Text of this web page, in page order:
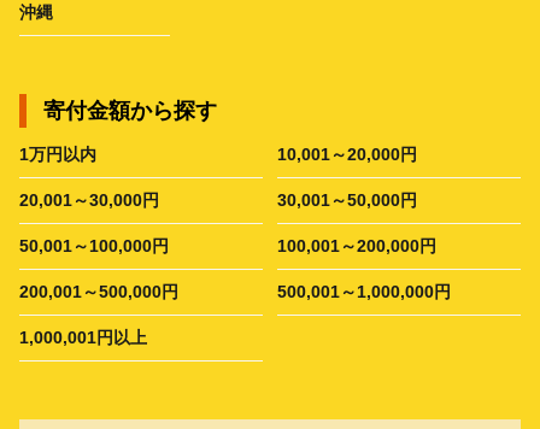
沖縄
寄付金額から探す
1万円以内 10,001～20,000円
20,001～30,000円 30,001～50,000円
50,001～100,000円 100,001～200,000円
200,001～500,000円 500,001～1,000,000円
1,000,001円以上